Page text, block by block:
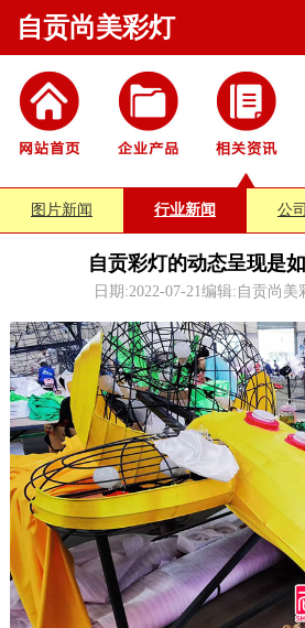
自贡尚美彩灯
图片新闻 行业新闻 公
自贡彩灯的动态呈现是
日期:2022-07-21编辑:自贡尚美